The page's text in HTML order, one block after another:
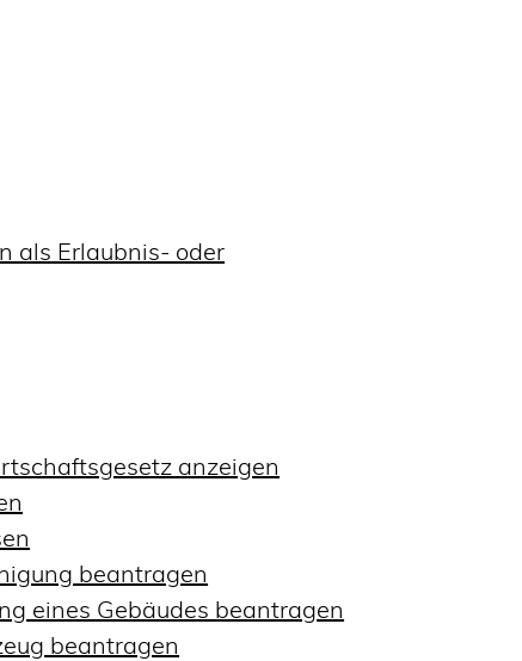
als Erlaubnis- oder
anzeigen
beantragen
eines Gebäudes beantragen
beantragen